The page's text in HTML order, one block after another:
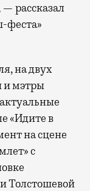
— рассказал
феста»
на двух
и мэтры
«Идите в
на сцене
с
Толстошевой